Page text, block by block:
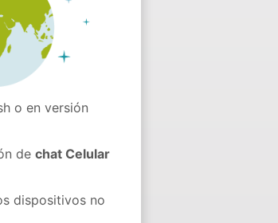
o en versión
dechat Celular
dispositivos no